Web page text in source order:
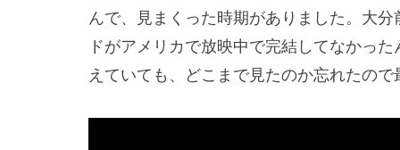
んで、見まくった時期がありました。大
ドがアメリカで放映中で完結してなかっ
えていても、どこまで見たのか忘れたので